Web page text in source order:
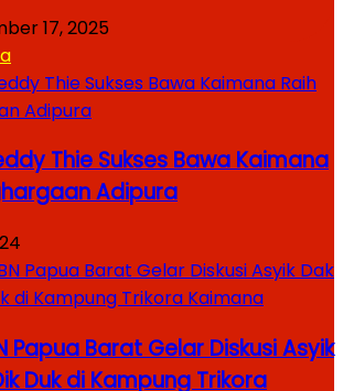
17, 2025
Thie Sukses Bawa Kaimana
Adipura
Papua Barat Gelar Diskusi Asyik
Duk di Kampung Trikora